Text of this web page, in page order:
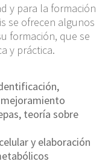
y para la formación
se ofrecen algunos
formación, que se
y práctica.
teoría sobre
y elaboración